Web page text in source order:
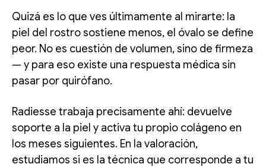
Quizá es lo que ves últimamente al mirarte: la
piel del rostro sostiene menos, el óvalo se define
peor. No es cuestión de volumen, sino de firmeza
— y para eso existe una respuesta médica sin
pasar por quirófano.
Radiesse trabaja precisamente ahí: devuelve
soporte a la piel y activa tu propio colágeno en
los meses siguientes. En la valoración,
estudiamos si es la técnica que corresponde a tu